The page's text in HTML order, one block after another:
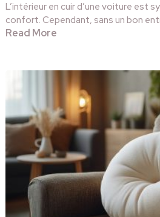
L’intérieur en cuir d’une voiture est
confort. Cependant, sans un bon
Read More